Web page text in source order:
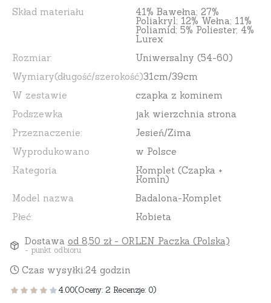
Skład materiału
41% Bawełna; 27%
Poliakryl; 12% Wełna; 11%
Poliamid; 5% Poliester; 4%
Lurex
Rozmiar:
Uniwersalny (54-60)
Wymiary(długość/szerokość)31cm/39cm
W zestawie
czapka z kominem
Podszewka
jak wierzchnia strona
Przeznaczenie:
Jesień/Zima
Wyprodukowano
w Polsce
Kategoria
Komplet (Czapka +
Komin)
Model nazwa
Badalona-Komplet
Płeć:
Kobieta
Dostawa od 8,50 zł - ORLEN Paczka (Polska)
- punkt odbioru
Czas wysyłki:24 godzin
4.00(Oceny: 2 Recenzje: 0)